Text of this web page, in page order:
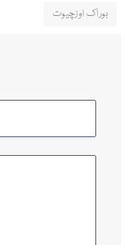
بوراک اوزچیوت